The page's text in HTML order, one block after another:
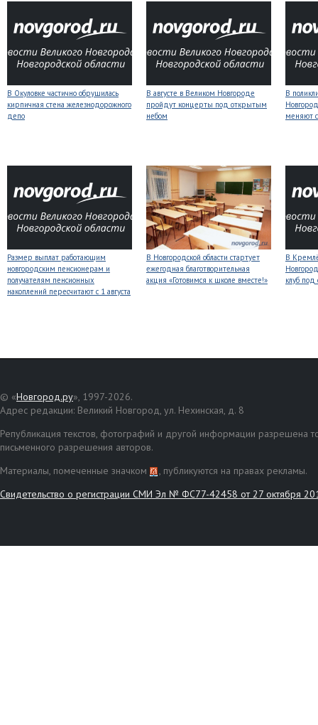
В Окуловке частично обрушилась
кирпичная стена железнодорожного
депо
В августе в Великом Новгороде
пройдут концерты под открытым
небом
В
меняют
Размер выплат работающим
новгородским пенсионерам и
получателям пенсионных
накоплений пересчитают с 1 августа
В Новгородской области стартует
ежегодная благотворительная
акция «Готовимся к школе вместе!»
В
клуб
© «Новгород.ру», 1997-2026.
Адрес редакции: Великий Новгород, ул. Нехинская, д. 8
Републикация текстов, фотографий и другой информации разрешена
письменного разрешения авторов.
Материалы, помеченные значком
, публикуются на правах рекламы.
Свидетельство о регистрации СМИ Эл № ФС77-42458 от 27 октября